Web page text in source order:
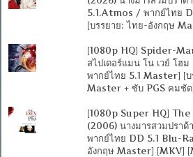
5.1.Atmos / พากย์ไทย
[บรรยาย: ไทย-อังกฤษ
[1080p HQ] Spider-
สไปเดอร์แมน โน เวย์ โฮม
พากย์ไทย 5.1 Master] [
Master + ซับ PGS คมชั
[1080p Super HQ]
(2006) นางมารสวมปราด้
พากย์ไทย DD 5.1 Blu-
อังกฤษ Master] [MKV]